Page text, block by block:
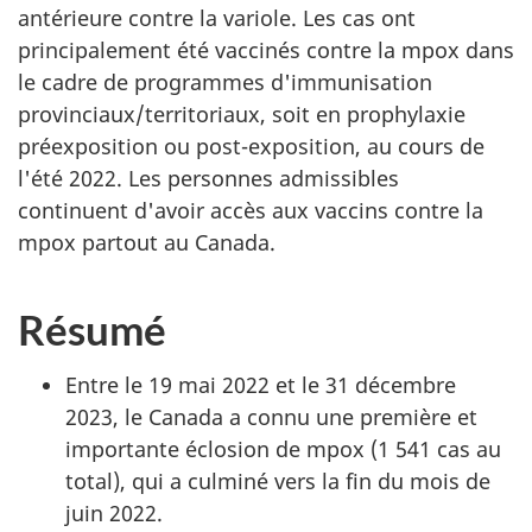
antérieure contre la variole. Les cas ont
principalement été vaccinés contre la mpox dans
le cadre de programmes d'immunisation
provinciaux/territoriaux, soit en prophylaxie
préexposition ou post-exposition, au cours de
l'été 2022. Les personnes admissibles
continuent d'avoir accès aux vaccins contre la
mpox partout au Canada.
Résumé
Entre le 19 mai 2022 et le 31 décembre
2023, le Canada a connu une première et
importante éclosion de mpox (1 541 cas au
total), qui a culminé vers la fin du mois de
juin 2022.